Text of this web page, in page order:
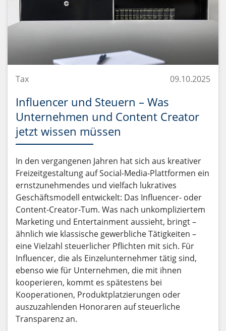
Tax 09.10.2025
Influencer und Steuern – Was
Unternehmen und Content Creator
jetzt wissen müssen
In den vergangenen Jahren hat sich aus kreativer
Freizeitgestaltung auf Social-Media-Plattformen ein
ernstzunehmendes und vielfach lukratives
Geschäftsmodell entwickelt: Das Influencer- oder
Content-Creator-Tum. Was nach unkompliziertem
Marketing und Entertainment aussieht, bringt –
ähnlich wie klassische gewerbliche Tätigkeiten –
eine Vielzahl steuerlicher Pflichten mit sich. Für
Influencer, die als Einzelunternehmer tätig sind,
ebenso wie für Unternehmen, die mit ihnen
kooperieren, kommt es spätestens bei
Kooperationen, Produktplatzierungen oder
auszuzahlenden Honoraren auf steuerliche
Transparenz an.